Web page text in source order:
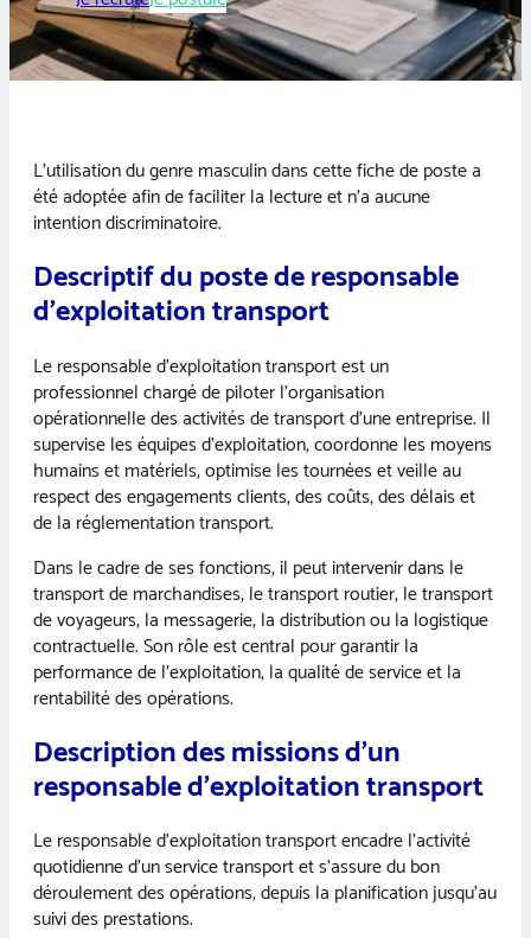
L’utilisation du genre masculin dans cette fiche de poste a
été adoptée afin de faciliter la lecture et n’a aucune
intention discriminatoire.
Descriptif du poste de responsable
d’exploitation transport
Le responsable d’exploitation transport est un
professionnel chargé de piloter l’organisation
opérationnelle des activités de transport d’une entreprise. Il
supervise les équipes d’exploitation, coordonne les moyens
humains et matériels, optimise les tournées et veille au
respect des engagements clients, des coûts, des délais et
de la réglementation transport.
Dans le cadre de ses fonctions, il peut intervenir dans le
transport de marchandises, le transport routier, le transport
de voyageurs, la messagerie, la distribution ou la logistique
contractuelle. Son rôle est central pour garantir la
performance de l’exploitation, la qualité de service et la
rentabilité des opérations.
Description des missions d’un
responsable d’exploitation transport
Le responsable d’exploitation transport encadre l’activité
quotidienne d’un service transport et s’assure du bon
déroulement des opérations, depuis la planification jusqu’au
suivi des prestations.